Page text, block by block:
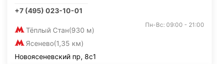
+7 (495) 023-10-01
Тёплый Стан(930 м)
Ясенево(1,35 км)
Пн-Вс: 09:00 - 21:00
Новоясеневский пр, 8с1